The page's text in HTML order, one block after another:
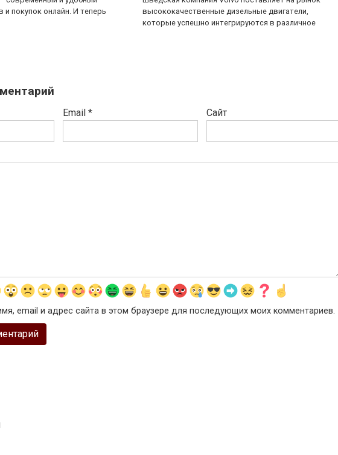
и покупок онлайн. И теперь
высококачественные дизельные двигатели,
которые успешно интегрируются в различное
Email * Сайт
email и адрес сайта в этом браузере для последующих моих комментариев.